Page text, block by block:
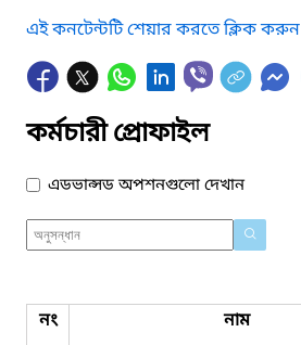
এই কনটেন্টটি শেয়ার করতে ক্লিক করুন
কর্মচারী প্রোফাইল
এডভান্সড অপশনগুলো দেখান
নং নাম